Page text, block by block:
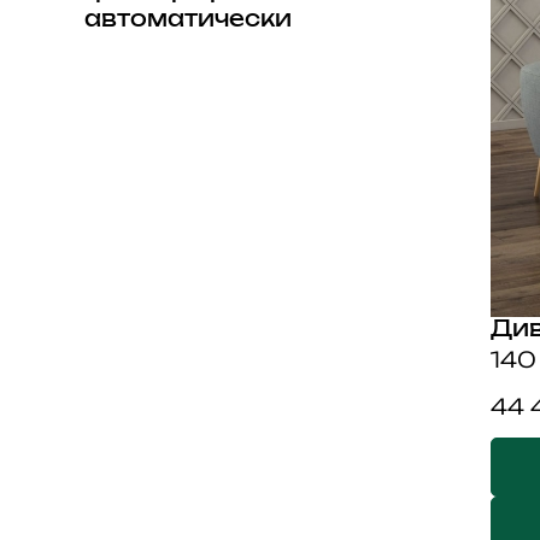
автоматически
44